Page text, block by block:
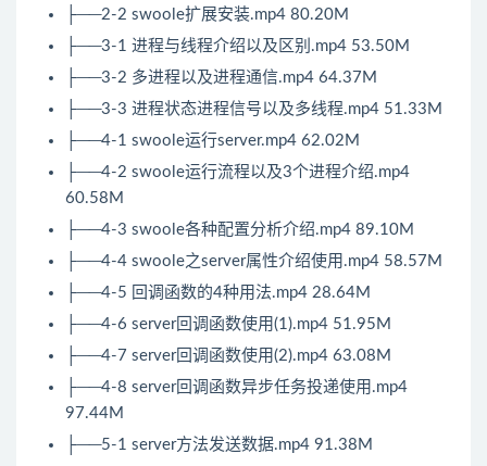
├──2-2 swoole扩展安装.mp4 80.20M
├──3-1 进程与线程介绍以及区别.mp4 53.50M
├──3-2 多进程以及进程通信.mp4 64.37M
├──3-3 进程状态进程信号以及多线程.mp4 51.33M
├──4-1 swoole运行server.mp4 62.02M
├──4-2 swoole运行流程以及3个进程介绍.mp4
60.58M
├──4-3 swoole各种配置分析介绍.mp4 89.10M
├──4-4 swoole之server属性介绍使用.mp4 58.57M
├──4-5 回调函数的4种用法.mp4 28.64M
├──4-6 server回调函数使用(1).mp4 51.95M
├──4-7 server回调函数使用(2).mp4 63.08M
├──4-8 server回调函数异步任务投递使用.mp4
97.44M
├──5-1 server方法发送数据.mp4 91.38M